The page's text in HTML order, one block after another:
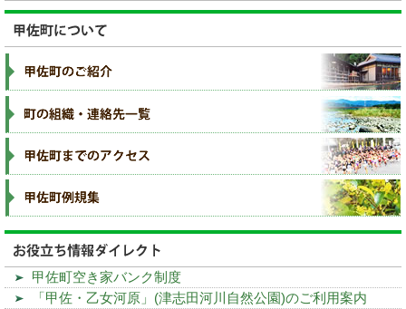
甲佐町空き家バンク制度
「甲佐・乙女河原」(津志田河川自然公園)のご利用案内